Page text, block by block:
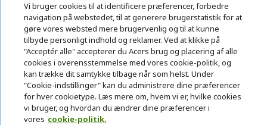
Vi bruger cookies til at identificere præferencer, forbedre
navigation på webstedet, til at generere brugerstatistik for at
gøre vores websted mere brugervenlig og til at kunne
tilbyde personligt indhold og reklamer. Ved at klikke på
"Acceptér alle" accepterer du Acers brug og placering af alle
cookies i overensstemmelse med vores cookie-politik, og
kan trække dit samtykke tilbage når som helst. Under
"Cookie-indstillinger" kan du administrere dine præferencer
for hver cookietype. Læs mere om, hvem vi er, hvilke cookies
vi bruger, og hvordan du ændrer dine præferencer i
vores cookie-politik.